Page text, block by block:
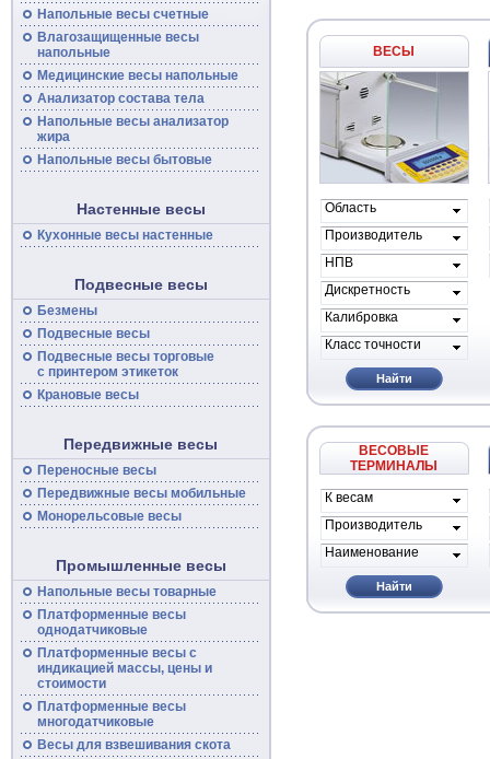
Напольные весысчетные
Влагозащищенные весы
напольные
Медицинские весынапольные
Анализатор состава тела
Напольные весыанализатор
жира
Напольные весы бытовые
Настенные весы
Кухонные весы настенные
Подвесные весы
Безмены
Подвесные весы
Подвесные весыторговые
с принтером этикеток
Крановые весы
Передвижные весы
Переносные весы
Передвижные весымобильные
Монорельсовые весы
Промышленные весы
Напольные весытоварные
Платформенные весы
однодатчиковые
Платформенные весыс
индикацией массы, цены и
стоимости
Платформенные весы
многодатчиковые
Весы для взвешивания скота
ВЕСЫ
Область
применения
Производитель
весов
НПВ
Дискретность
Калибровка
Класс точности
Найти
ВЕСОВЫЕ
ТЕРМИНАЛЫ
К весам
проиводителя
Производитель
Наименование
Найти